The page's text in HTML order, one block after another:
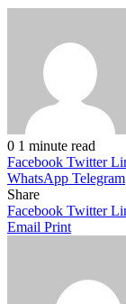
0 1 minute read
Facebook Twitter
WhatsApp Telegram
Share
Facebook Twitter
Email Print